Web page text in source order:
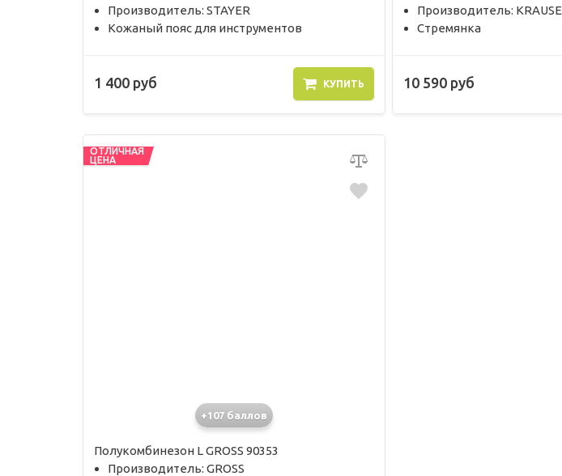
Производитель: STAYER
Кожаный пояс для инструментов
1 400 руб КУПИТЬ
Производитель: KRAUSE
Стремянка
10 590 руб
ОТЛИЧНАЯ
ЦЕНА
+107 баллов
Полукомбинезон L GROSS 90353
Производитель: GROSS